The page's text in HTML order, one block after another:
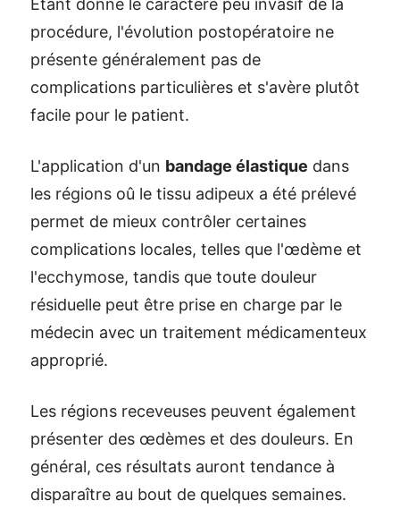
Étant donné le caractère peu invasif de la
procédure, l'évolution postopératoire ne
présente généralement pas de
complications particulières et s'avère plutôt
facile pour le patient.
L'application d'un bandage élastique dans
les régions oû le tissu adipeux a été prélevé
permet de mieux contrôler certaines
complications locales, telles que l'œdème et
l'ecchymose, tandis que toute douleur
résiduelle peut être prise en charge par le
médecin avec un traitement médicamenteux
approprié.
Les régions receveuses peuvent également
présenter des œdèmes et des douleurs. En
général, ces résultats auront tendance à
disparaître au bout de quelques semaines.